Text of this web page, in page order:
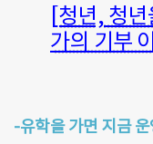
[청년, 청
가의 기부
-유학을 가면 지금